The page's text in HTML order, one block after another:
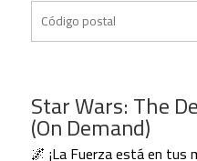
Star Wars: The
(On Demand)
🌌 ¡La Fuerza está en